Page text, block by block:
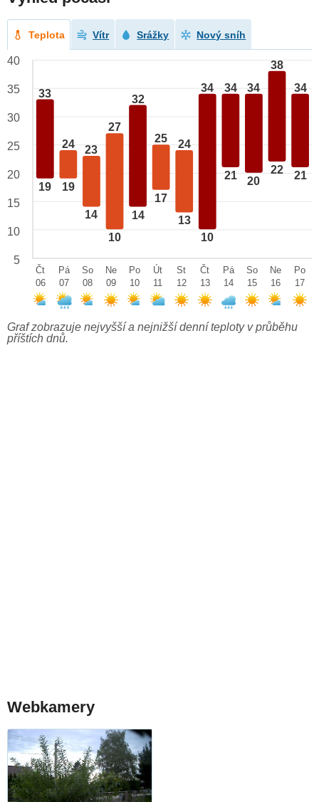
Teplota Vítr Srážky Nový sníh
33
19
24
19
23
14
27
10
32
14
25
17
24
13
34
10
34
21
34
20
38
22
34
21
40
35
30
25
20
15
10
5
Čt
06
Pá
07
So
08
Ne
09
Po
10
Út
11
St
12
Čt
13
Pá
14
So
15
Ne
16
Po
17
Graf zobrazuje nejvyšší a nejnižší denní teploty v průběhu
příštích dnů.
Webkamery